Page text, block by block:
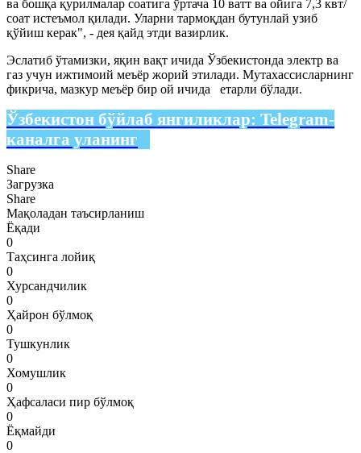
ва бошқа қурилмалар соатига ўртача 10 ватт ва ойига 7,3 квт/
соат истеъмол қилади. Уларни тармоқдан бутунлай узиб
қўйиш керак", - дея қайд этди вазирлик.
Эслатиб ўтамизки, яқин вақт ичида Ўзбекистонда электр ва
газ учун ижтимоий меъёр жорий этилади. Мутахассисларнинг
фикрича, мазкур меъёр бир ой ичида етарли бўлади.
Ўзбекистон бўйлаб янгиликлар: Telegram-
каналга уланинг
Share
Загрузка
Share
Мақоладан таъсирланиш
Ёқади
0
Таҳсинга лойиқ
0
Хурсандчилик
0
Ҳайрон бўлмоқ
0
Тушкунлик
0
Хомушлик
0
Ҳафсаласи пир бўлмоқ
0
Ёқмайди
0